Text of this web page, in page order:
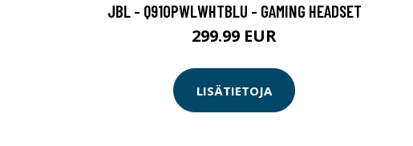
JBL - Q910PWLWHTBLU - GAMING HEADSET
299.99 EUR
LISÄTIETOJA